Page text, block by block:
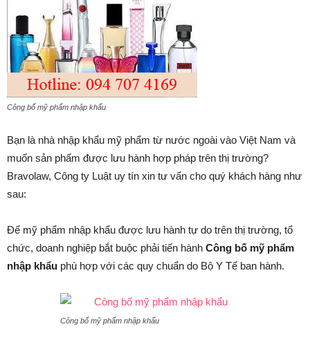
Công bố mỹ phẩm nhập khẩu
Bạn là nhà nhập khẩu mỹ phẩm từ nước ngoài vào Việt Nam và
muốn sản phẩm được lưu hành hợp pháp trên thị trường?
Bravolaw, Công ty Luật uy tín xin tư vấn cho quý khách hàng như
sau:
Để mỹ phẩm nhập khẩu được lưu hành tự do trên thị trường, tổ
chức, doanh nghiệp bắt buộc phải tiến hành Công bố mỹ phẩm
nhập khẩu phù hợp với các quy chuẩn do Bộ Y Tế ban hành.
Công bố mỹ phẩm nhập khẩu